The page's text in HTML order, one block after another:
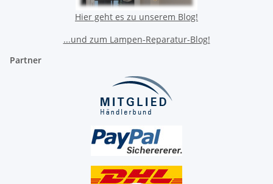
Hier geht es zu unserem Blog!
...und zum Lampen-Reparatur-Blog!
Partner